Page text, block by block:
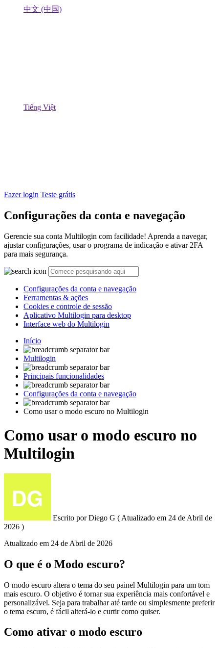
中文 (中国)
Tiếng Việt
Fazer login Teste grátis
Configurações da conta e navegação
Gerencie sua conta Multilogin com facilidade! Aprenda a navegar,
ajustar configurações, usar o programa de indicação e ativar 2FA
para mais segurança.
Configurações da conta e navegação
Ferramentas & ações
Cookies e controle de sessão
Aplicativo Multilogin para desktop
Interface web do Multilogin
Início
Multilogin
Principais funcionalidades
Configurações da conta e navegação
Como usar o modo escuro no Multilogin
Como usar o modo escuro no
Multilogin
Escrito por Diego G ( Atualizado em 24 de Abril de
2026 )
Atualizado em 24 de Abril de 2026
O que é o Modo escuro?
O modo escuro altera o tema do seu painel Multilogin para um tom
mais escuro. O objetivo é tornar sua experiência mais confortável e
personalizável. Seja para trabalhar até tarde ou simplesmente preferir
o tema escuro, é fácil alterá-lo e curtir como quiser.
Como ativar o modo escuro